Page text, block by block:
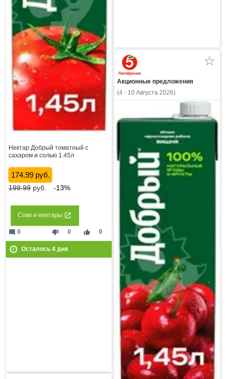
Нектар Добрый томатный с
сахаром и солью 1.45л
174.99 руб.
199.99руб. -13%
Соки и нектары
thumb_down 0 thumb_up 0
mode_comment 0
Осталось 4дня
Акционные предложения
(4 - 10 Августа 2026)